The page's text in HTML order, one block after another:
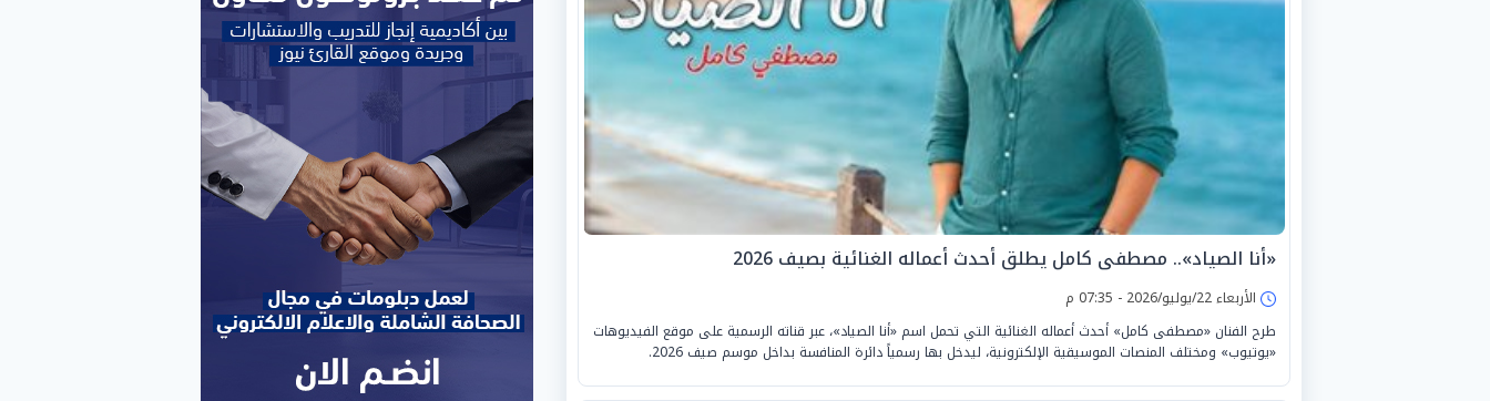
«أنا الصياد».. مصطفى كامل يطلق أحدث أعماله الغنائية بصيف 2026
الأربعاء 22/يوليو/2026 - 07:35 م
طرح الفنان «مصطفى كامل» أحدث أعماله الغنائية التي تحمل اسم «أنا الصياد»، عبر قناته الرسمية على موقع الفيديوهات
«يوتيوب» ومختلف المنصات الموسيقية الإلكترونية، ليدخل بها رسمياً دائرة المنافسة بداخل موسم صيف 2026.